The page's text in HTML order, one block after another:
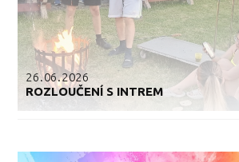
26.06.2026
ROZLOUČENÍ S INTREM